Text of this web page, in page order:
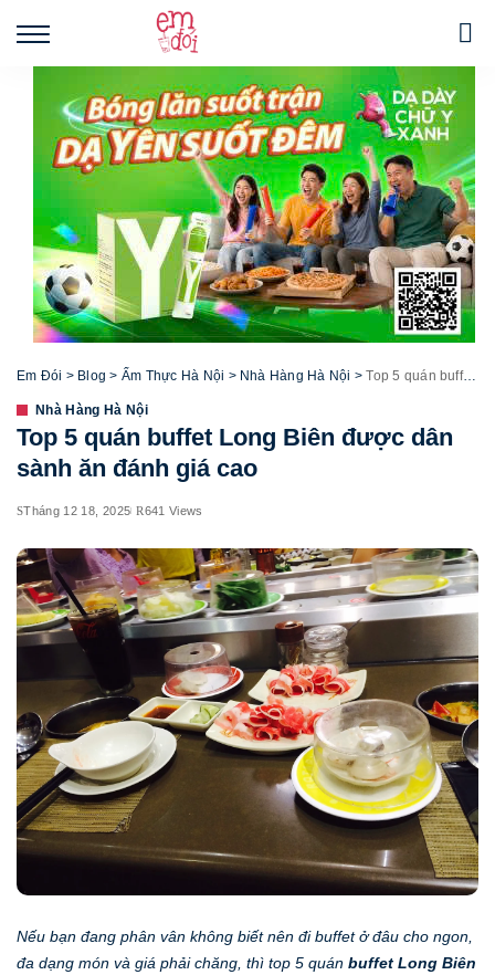
Em Đói > Blog > Ẩm Thực Hà Nội > Nhà Hàng Hà Nội >Top 5 quán buffet Long Biên được dân sành ăn đánh giá cao
Nhà Hàng Hà Nội
Top 5 quán buffet Long Biên được dân
sành ăn đánh giá cao
Tháng 12 18, 2025 641 Views
Nếu bạn đang phân vân không biết nên đi buffet ở đâu cho ngon,
đa dạng món và giá phải chăng, thì top 5 quán buffet Long Biên